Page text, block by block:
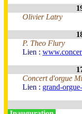
Olivier Latry
P. Theo Flury
Lien :
Concert d'orgue
Lien : grand-